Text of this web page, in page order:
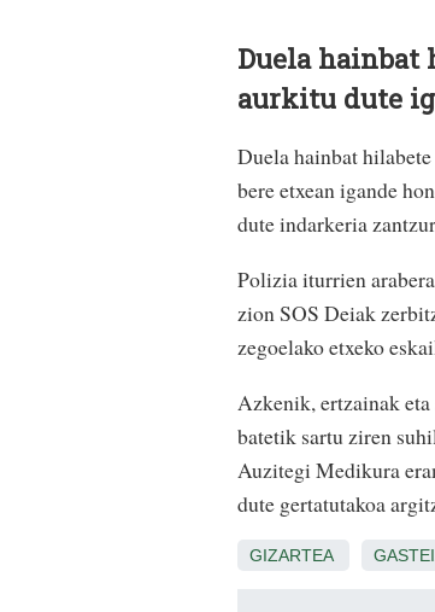
Duela hainbat
aurkitu dute
Duela hainbat
bere etxean igande
dute indarkeria
Polizia iturrien
zion SOS Deiak
zegoelako etxeko
Azkenik, ertzainak
batetik sartu ziren
Auzitegi Medikura
dute gertatutakoa
GIZARTEA